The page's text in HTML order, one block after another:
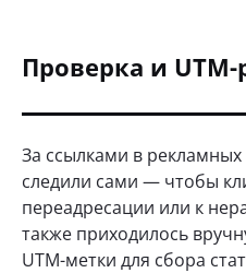
Проверка и
За ссылками в
следили сами — чтобы
переадресации или к
также приходилось
UTM-метки для сбора